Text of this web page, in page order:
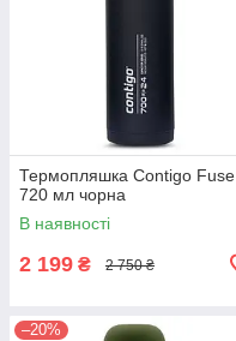
Термопляшка Contigo Fuse
720 мл чорна
В наявності
2 199 ₴ 2 750 ₴
–20%